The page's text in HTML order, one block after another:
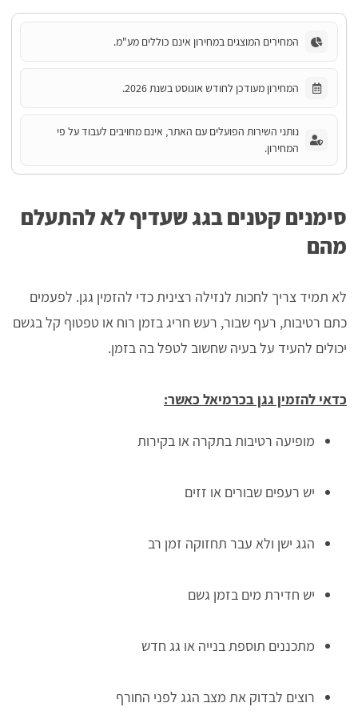
המחירים המוצגים במחירון אינם כוללים מע"מ.
המחירון מעודכן לחודש אוגוסט בשנת 2026.
נותני השירות הפועלים עם האתר, אינם מחויבים לעבוד על פי
המחירון.
סימנים קטנים בגג שעדיף לא להתעלם
מהם
לא תמיד צריך לחכות לנזילה רצינית כדי להזמין גגן. לפעמים
כתם רטיבות, רעף שבור, רעש חריג בזמן רוח או טפטוף קל בגשם
יכולים להעיד על בעיה שחשוב לטפל בה בזמן.
כדאי להזמין גגן בכרמיאל כאשר:
מופיעה רטיבות בתקרה או בקירות
יש רעפים שבורים או זזים
הגג ישן ולא עבר תחזוקה זמן רב
יש חדירת מים בזמן גשם
מתכננים תוספת בנייה או גג חדש
רוצים לבדוק את מצב הגג לפני החורף